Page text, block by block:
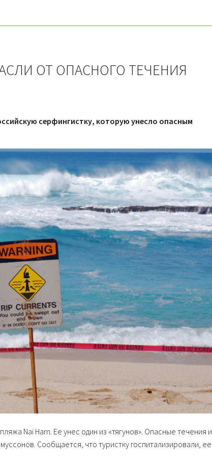
ОТ ОПАСНОГО ТЕЧЕНИЯ
серфингистку, которую унесло опасным
Nai Harn. Ее унес один из «тягунов». Опасные течения и
Сообщается, что туристку госпитализировали, ее